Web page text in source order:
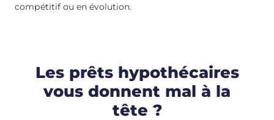
compétitif ou en évolution.
Les prêts hypothécaires
vous donnent mal à la
tête ?